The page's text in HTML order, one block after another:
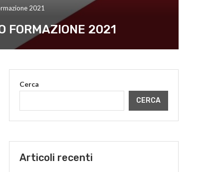
2021
FORMAZIONE 2021
Cerca
CERCA
Articoli recenti